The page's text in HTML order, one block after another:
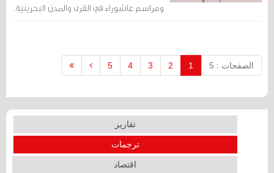
ومراسم عاشوراء في القرى والمدن البحرينية.
الصفحات : 5 1
2
3
4
5
تقارير
ترجمات
اقتصاد